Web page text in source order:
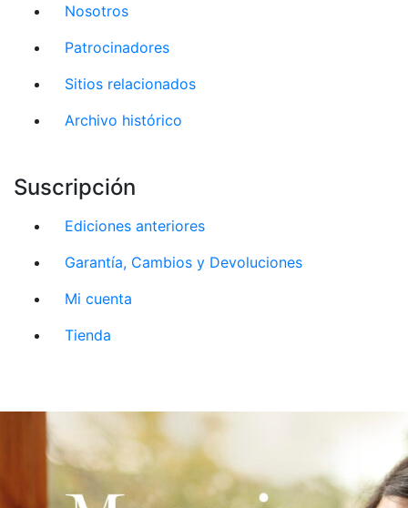
Nosotros
Patrocinadores
Sitios relacionados
Archivo histórico
Suscripción
Ediciones anteriores
Garantía, Cambios y Devoluciones
Mi cuenta
Tienda